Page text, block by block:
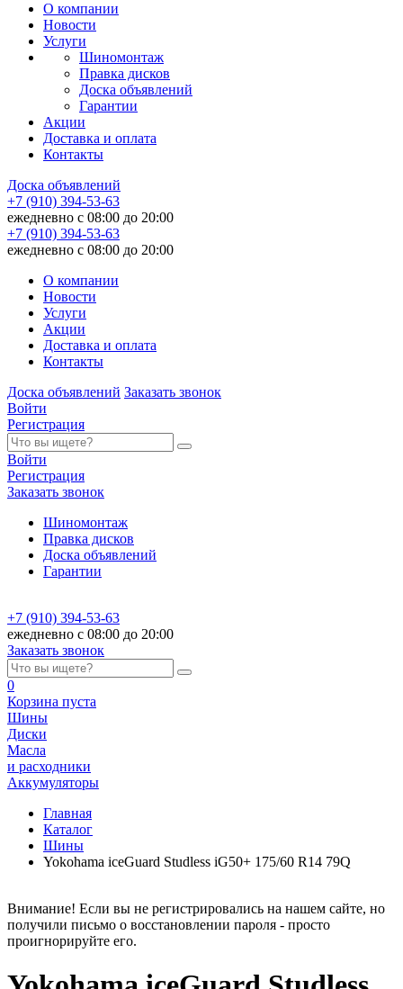
О компании
Новости
Услуги
Шиномонтаж
Правка дисков
Доска объявлений
Гарантии
Акции
Доставка и оплата
Контакты
Доска объявлений
+7 (910) 394-53-63
ежедневно с 08:00 до 20:00
+7 (910) 394-53-63
ежедневно с 08:00 до 20:00
О компании
Новости
Услуги
Акции
Доставка и оплата
Контакты
Доска объявлений Заказать звонок
Войти
Регистрация
Войти
Регистрация
Заказать звонок
Шиномонтаж
Правка дисков
Доска объявлений
Гарантии
+7 (910) 394-53-63
ежедневно с 08:00 до 20:00
Заказать звонок
0
Корзина пуста
Шины
Диски
Масла
и расходники
Аккумуляторы
Главная
Каталог
Шины
Yokohama iceGuard Studless iG50+ 175/60 R14 79Q
Внимание! Если вы не регистрировались на нашем сайте, но
получили письмо о восстановлении пароля - просто
проигнорируйте его.